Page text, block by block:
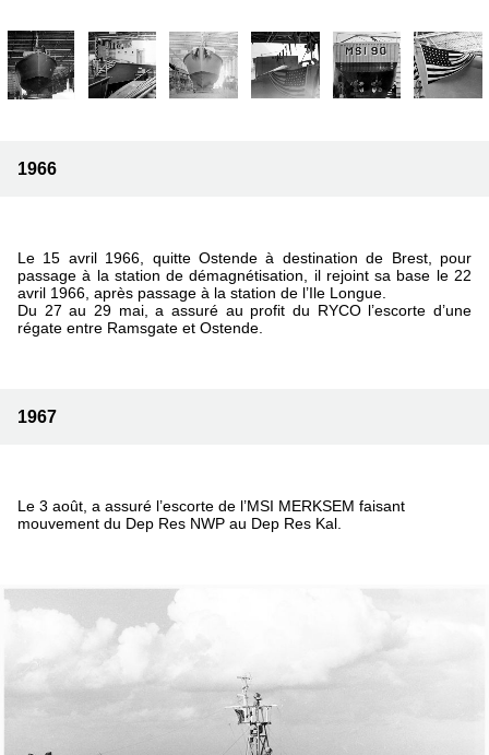
1966
Le 15 avril 1966, quitte Ostende à destination de Brest, pour
passage à la station de démagnétisation, il rejoint sa base le 22
avril 1966, après passage à la station de l’Ile Longue.
Du 27 au 29 mai, a assuré au profit du RYCO l’escorte d’une
régate entre Ramsgate et Ostende.
1967
Le 3 août, a assuré l’escorte de l’MSI MERKSEM faisant
mouvement du Dep Res NWP au Dep Res Kal.